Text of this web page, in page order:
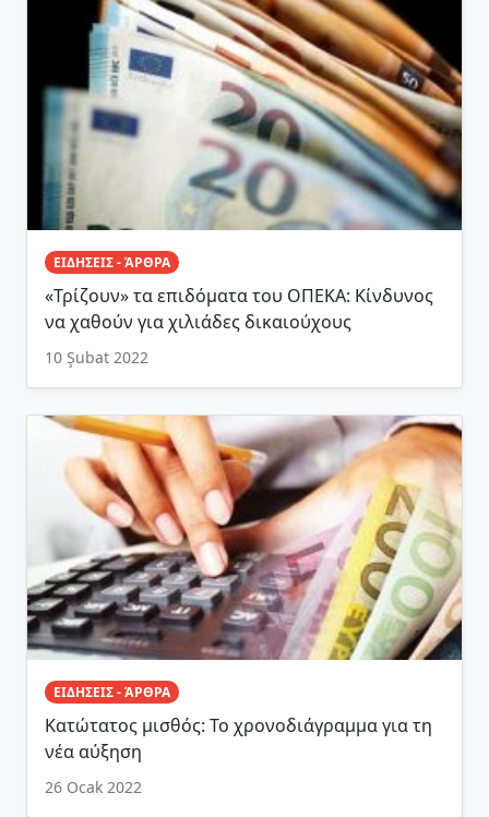
ΕΙΔΗΣΕΙΣ - ΆΡΘΡΑ
«Τρίζουν» τα επιδόματα του ΟΠΕΚΑ: Κίνδυνος
να χαθούν για χιλιάδες δικαιούχους
10 Şubat 2022
ΕΙΔΗΣΕΙΣ - ΆΡΘΡΑ
Κατώτατος μισθός: Το χρονοδιάγραμμα για τη
νέα αύξηση
26 Ocak 2022